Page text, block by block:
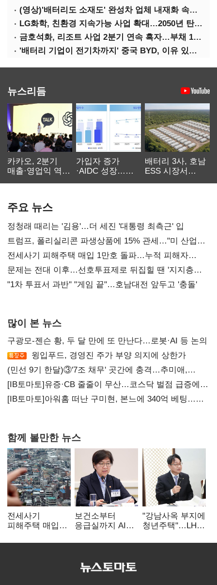
(영상)'배터리도 소재도' 완성차 업체 내재화 속도낸다
LG화학, 친환경 지속가능 사업 확대…2050년 탄소중립 달성
금호석화, 리조트 사업 2분기 연속 흑자…부채 170%↓
'배터리 기업이 전기차까지' 중국 BYD, 이유 있는 선전
뉴스리듬
카카오, 2분기
매출·영업익 역대
가입자 증가
·AIDC 성장…
배터리 3사, 호남
ESS 시장서
주요 뉴스
정청래 때리는 '김용'…더 세진 '대통령 최측근' 입
트럼프, 폴리실리콘 파생상품에 15% 관세…"미 산업
재건"
전세사기 피해주택 매입 1만호 돌파…누적 피해자
4만278명
문제는 전대 이후…선호투표제로 뒤집힐 땐 '지지층
불복'
"1차 투표서 과반" "게임 끝"…호남대전 앞두고 '충돌'
많이 본 뉴스
구광모-젠슨 황, 두 달 만에 또 만난다…로봇·AI 등 논의
윙입푸드, 경영진 주가 부양 의지에 상한가
(민선 9기 한달)③'7조 채무' 곳간에 충격…추미애,
20년만에 '비상재정' 선언 승부수
[IB토마토]유증·CB 줄줄이 무산…코스닥 벌점 급증에
상폐 압박
[IB토마토]아워홈 떠난 구미현, 본느에 340억 베팅…
함께 볼만한 뉴스
전세사기
피해주택 매입
누적 피해자
보건소부터
응급실까지 AI
혁신 본격화
"강남사옥 부지에
청년주택"…LH도